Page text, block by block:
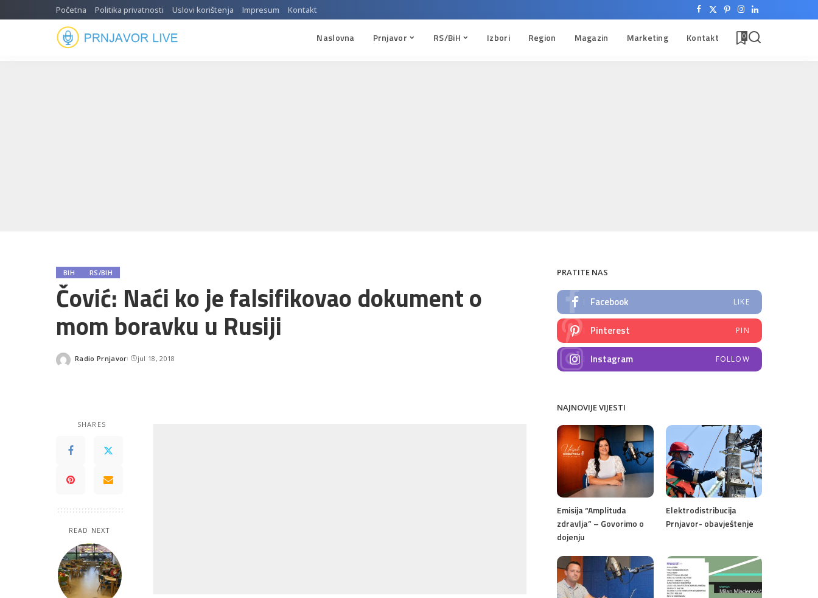
Početna Politika privatnosti Uslovi korištenja Impresum Kontakt
Naslovna Prnjavor RS/BiH Izbori Region Magazin Marketing Kontakt 0
BIH RS/BIH
Čović: Naći ko je falsifikovao dokument o
mom boravku u Rusiji
Posted
Radio Prnjavor jul 18, 2018
SHARES
READ NEXT
PRATITE NAS
Facebook LIKE
Pinterest PIN
Instagram FOLLOW
NAJNOVIJE VIJESTI
Emisija “Amplituda
zdravlja” – Govorimo o
dojenju
Elektrodistribucija
Prnjavor- obavještenje